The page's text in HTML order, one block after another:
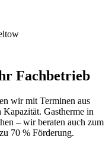
Fachbetrieb
wir mit Terminen aus
Kapazität. Gastherme in
– wir beraten auch zum
70 % Förderung.